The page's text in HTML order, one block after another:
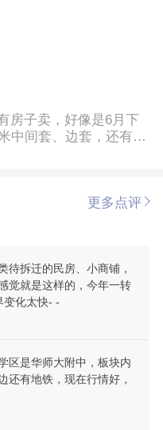
房子卖，好像是6月下
中间套、边套，还有13
更多点评
待拆迁的民房、小商铺，
觉就是这样的，今年一转
变化太快- -
区是华师大附中，板块内
还有地铁，现在行情好，